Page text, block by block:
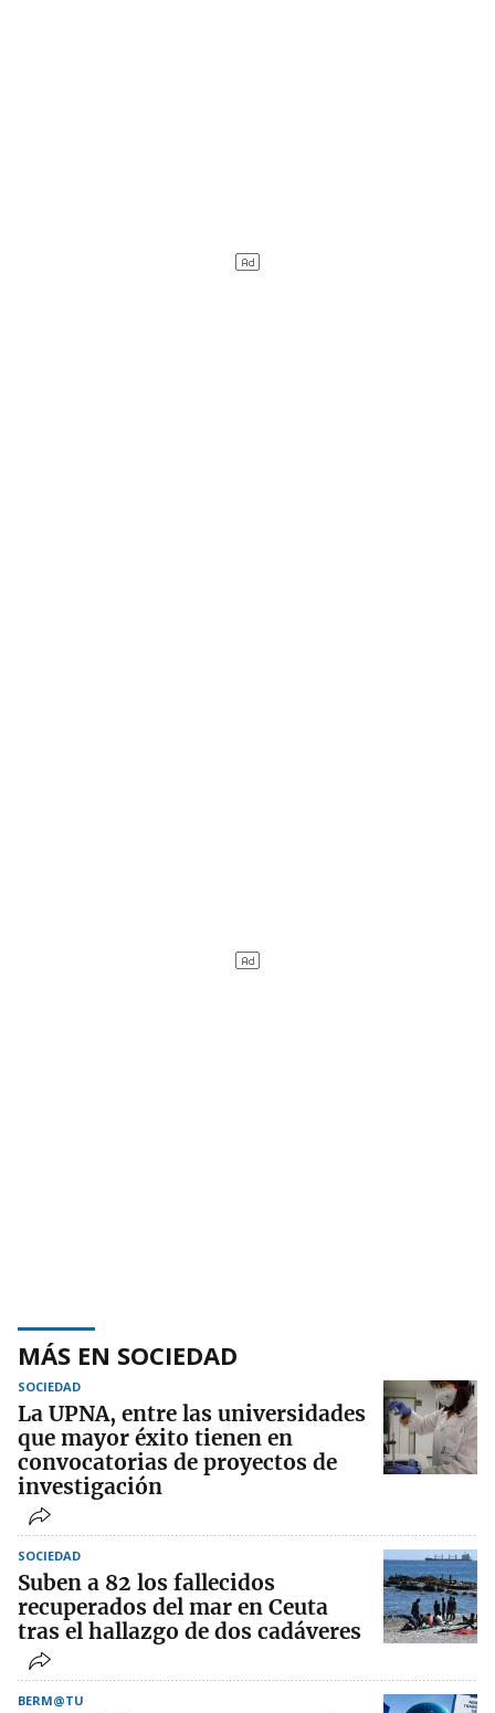
MÁS EN SOCIEDAD
SOCIEDAD
La UPNA, entre las universidades
que mayor éxito tienen en
convocatorias de proyectos de
investigación
SOCIEDAD
Suben a 82 los fallecidos
recuperados del mar en Ceuta
tras el hallazgo de dos cadáveres
BERM@TU